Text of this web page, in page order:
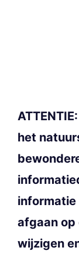
het
informatie
afgaan op
wijzigen